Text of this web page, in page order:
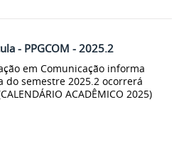
- PPGCOM - 2025.2
em Comunicação informa
semestre 2025.2 ocorrerá
ACADÊMICO 2025)